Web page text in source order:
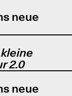
neue
2.0
neue